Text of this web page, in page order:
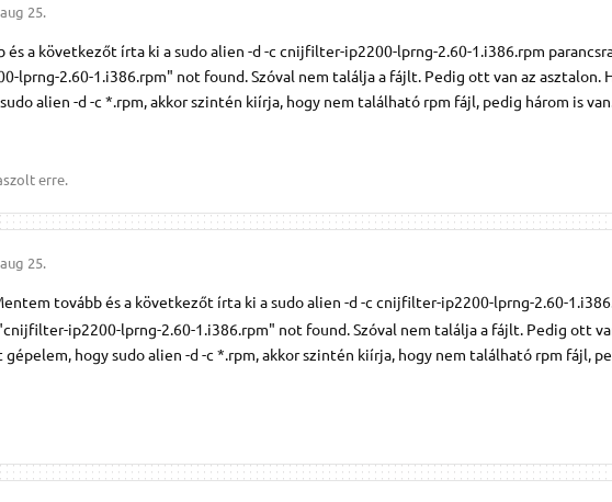
25.
és a következőt írta ki a sudo alien -d -c cnijfilter-ip2200-lprng-2.60-1.i386.rpm
lprng-2.60-1.i386.rpm" not found. Szóval nem találja a fájlt. Pedig ott van az asztalon.
alien -d -c *.rpm, akkor szintén kiírja, hogy nem található rpm fájl, pedig három is
erre.
25.
tovább és a következőt írta ki a sudo alien -d -c cnijfilter-ip2200-lprng-2.60-
ip2200-lprng-2.60-1.i386.rpm" not found. Szóval nem találja a fájlt. Pedig ott
gépelem, hogy sudo alien -d -c *.rpm, akkor szintén kiírja, hogy nem található rpm fájl,